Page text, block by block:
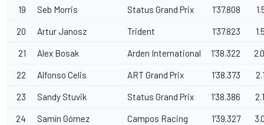
19 Seb Morris Status Grand Prix 1'37.808
20 Artur Janosz Trident 1'37.823
21 Alex Bosak Arden International 1'38.322
22 Alfonso Celis ART Grand Prix 1'38.373
23 Sandy Stuvik Status Grand Prix 1'38.386
24 Samín Gómez Campos Racing 1'39.327